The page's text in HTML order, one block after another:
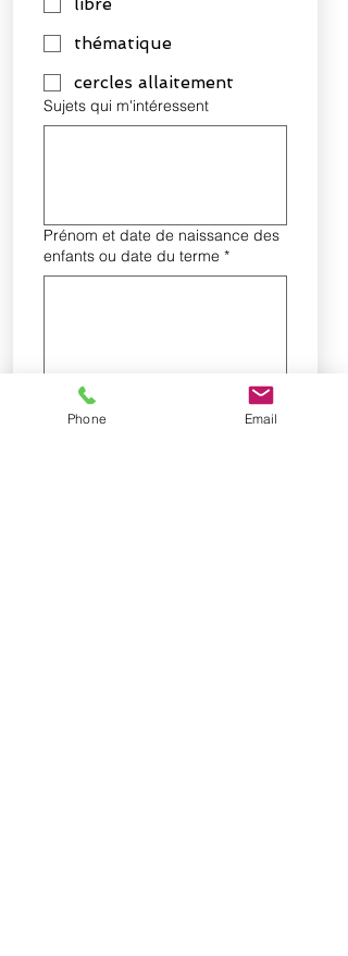
thématique
cercles allaitement
Sujets qui m'intéressent
Prénom et date de naissance des
enfants ou date du terme *
Lieu de résidence (nom de la ville,
quartier pour les habitants de
Montpellier)
Phone Email